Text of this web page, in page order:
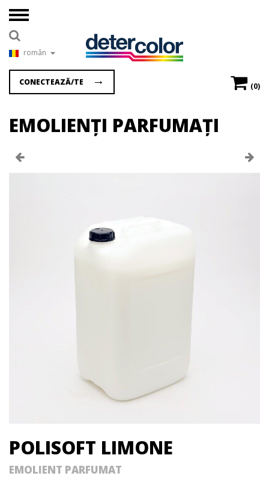
român
(0)
CONECTEAZĂ/TE
EMOLIENȚI PARFUMAȚI
POLISOFT LIMONE
EMOLIENT PARFUMAT